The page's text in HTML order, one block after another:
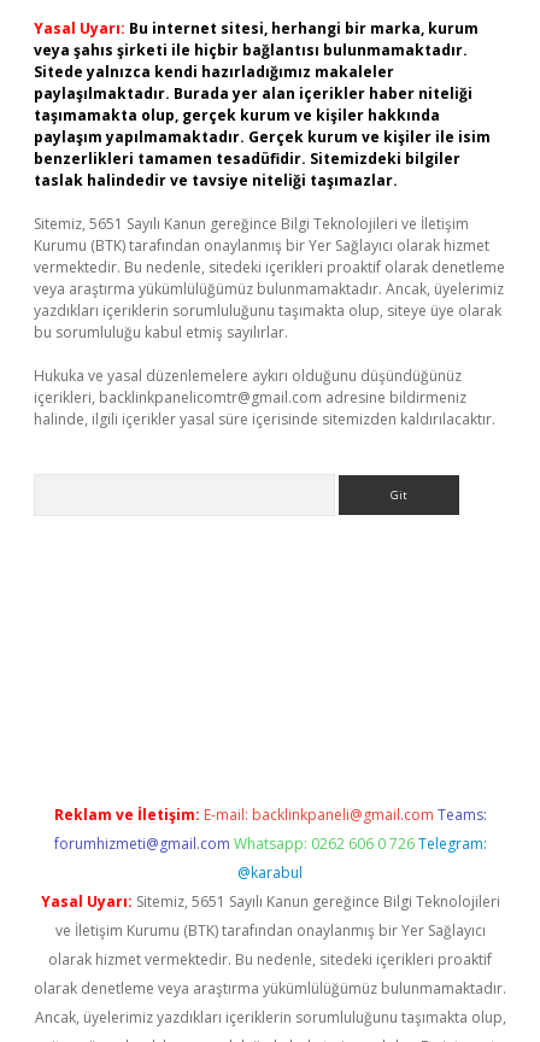
Yasal Uyarı: Bu internet sitesi, herhangi bir marka, kurum
veya şahıs şirketi ile hiçbir bağlantısı bulunmamaktadır.
Sitede yalnızca kendi hazırladığımız makaleler
paylaşılmaktadır. Burada yer alan içerikler haber niteliği
taşımamakta olup, gerçek kurum ve kişiler hakkında
paylaşım yapılmamaktadır. Gerçek kurum ve kişiler ile isim
benzerlikleri tamamen tesadüfidir. Sitemizdeki bilgiler
taslak halindedir ve tavsiye niteliği taşımazlar.
Sitemiz, 5651 Sayılı Kanun gereğince Bilgi Teknolojileri ve İletişim
Kurumu (BTK) tarafından onaylanmış bir Yer Sağlayıcı olarak hizmet
vermektedir. Bu nedenle, sitedeki içerikleri proaktif olarak denetleme
veya araştırma yükümlülüğümüz bulunmamaktadır. Ancak, üyelerimiz
yazdıkları içeriklerin sorumluluğunu taşımakta olup, siteye üye olarak
bu sorumluluğu kabul etmiş sayılırlar.
Hukuka ve yasal düzenlemelere aykırı olduğunu düşündüğünüz
içerikleri, backlinkpanelicomtr@gmail.com adresine bildirmeniz
halinde, ilgili içerikler yasal süre içerisinde sitemizden kaldırılacaktır.
Reklam ve İletişim: E-mail: backlinkpaneli@gmail.com Teams:
forumhizmeti@gmail.com Whatsapp: 0262 606 0 726 Telegram:
@karabul
Yasal Uyarı: Sitemiz, 5651 Sayılı Kanun gereğince Bilgi Teknolojileri
ve İletişim Kurumu (BTK) tarafından onaylanmış bir Yer Sağlayıcı
olarak hizmet vermektedir. Bu nedenle, sitedeki içerikleri proaktif
olarak denetleme veya araştırma yükümlülüğümüz bulunmamaktadır.
Ancak, üyelerimiz yazdıkları içeriklerin sorumluluğunu taşımakta olup,